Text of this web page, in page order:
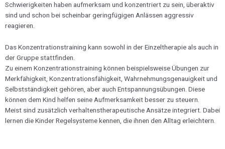
Schwierigkeiten haben aufmerksam und konzentriert zu sein, überaktiv
sind und schon bei scheinbar geringfügigen Anlässen aggressiv
reagieren.
Das Konzentrationstraining kann sowohl in der Einzeltherapie als auch in
der Gruppe stattfinden.
Zu einem Konzentrationstraining können beispielsweise Übungen zur
Merkfähigkeit, Konzentrationsfähigkeit, Wahrnehmungsgenauigkeit und
Selbstständigkeit gehören, aber auch Entspannungsübungen. Diese
können dem Kind helfen seine Aufmerksamkeit besser zu steuern.
Meist sind zusätzlich verhaltenstherapeutische Ansätze integriert. Dabei
lernen die Kinder Regelsysteme kennen, die ihnen den Alltag erleichtern.